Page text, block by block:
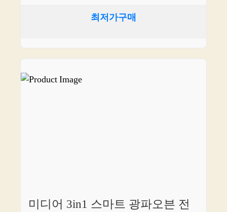
최저가구매
미디어 3in1 스마트 광파오븐 전